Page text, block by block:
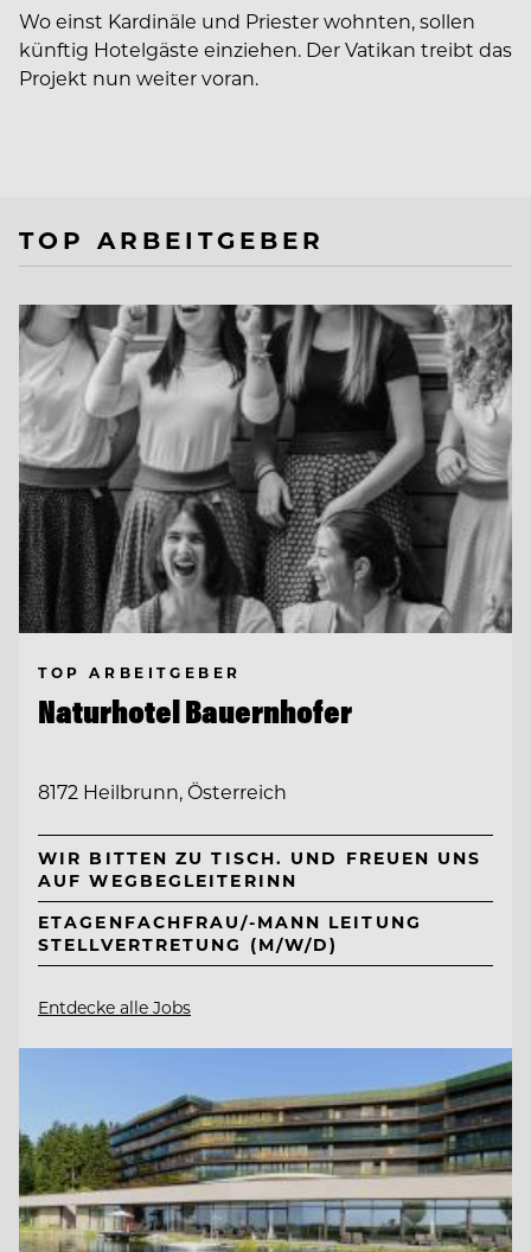
Wo einst Kardinäle und Priester wohnten, sollen
künftig Hotelgäste einziehen. Der Vatikan treibt das
Projekt nun weiter voran.
TOP ARBEITGEBER
TOP ARBEITGEBER
Naturhotel Bauernhofer
8172 Heilbrunn, Österreich
WIR BITTEN ZU TISCH. UND FREUEN UNS
AUF WEGBEGLEITERINN
ETAGENFACHFRAU/-MANN LEITUNG
STELLVERTRETUNG (M/W/D)
Entdecke alle Jobs